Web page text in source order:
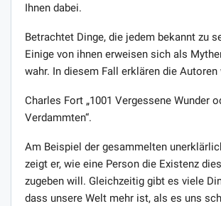
Ihnen dabei.
Betrachtet Dinge, die jedem bekannt zu
Einige von ihnen erweisen sich als
wahr. In diesem Fall erklären die Autoren
Charles Fort „1001 Vergessene Wunder
Verdammten“.
Am Beispiel der gesammelten
zeigt er, wie eine Person die Existenz
zugeben will. Gleichzeitig gibt es viele
dass unsere Welt mehr ist, als es uns